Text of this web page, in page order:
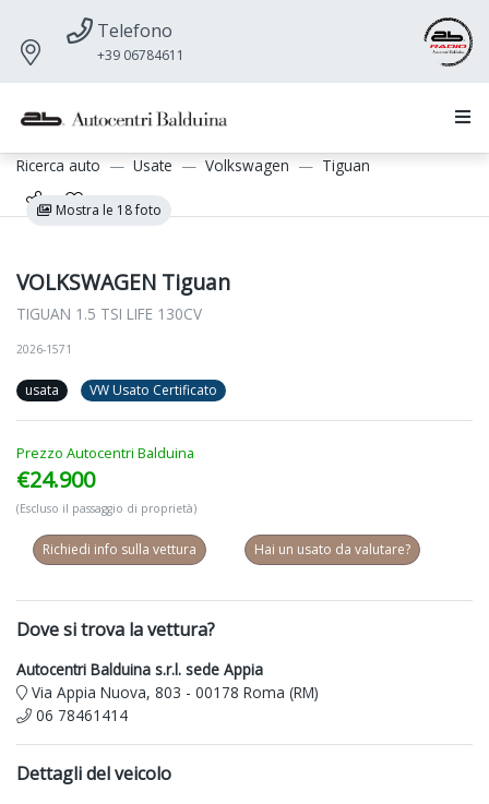
Telefono
+39 06784611
Ricerca auto Usate Volkswagen Tiguan
Mostra le 18 foto
VOLKSWAGEN Tiguan
TIGUAN 1.5 TSI LIFE 130CV
2026-1571
usata VW Usato Certificato
Prezzo Autocentri Balduina
€24.900
(Escluso il passaggio di proprietà)
Richiedi info sulla vettura Hai un usato da valutare?
Dove si trova la vettura?
Autocentri Balduina s.r.l. sede Appia
Via Appia Nuova, 803 - 00178 Roma (RM)
06 78461414
Dettagli del veicolo